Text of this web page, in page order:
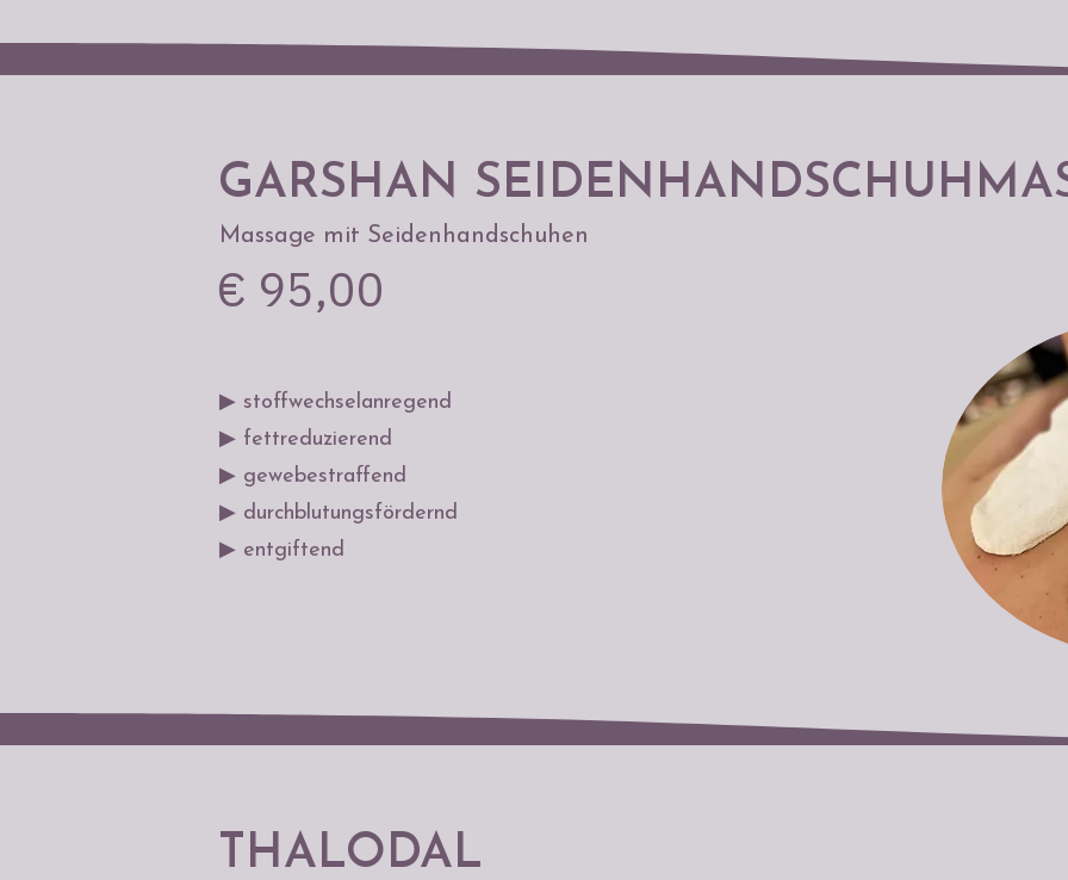
GARSHAN
Massage mit Seidenhandschuhen
€ 95,00
▶ stoffwechselanregend
▶ fettreduzierend
▶ gewebestraffend
▶ durchblutungsfördernd
▶ entgiftend
THALODAL